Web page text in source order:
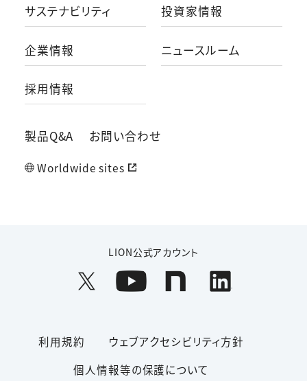
サステナビリティ 投資家情報
企業情報 ニュースルーム
採用情報
製品Q&A お問い合わせ
Worldwide sites
LION公式アカウント
利用規約
ウェブアクセシビリティ方針
個人情報等の保護について